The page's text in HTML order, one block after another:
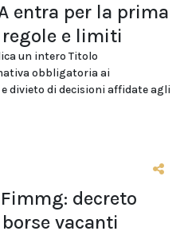
entra per la prima
regole e limiti
un intero Titolo
obbligatoria ai
divieto di decisioni affidate agli
decreto
vacanti